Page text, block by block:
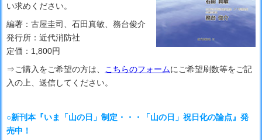
い求めください。
編著：古屋圭司、石田真敏、務台俊介
発行所：近代消防社
定価：1,800円
⇒ご購入をご希望の方は、
こちらのフォームにご希望刷数等をご記
入の上、送信してください。
○新刊本『いま「山の日」制定・・・「山の日」祝日化の論点』発
売中！